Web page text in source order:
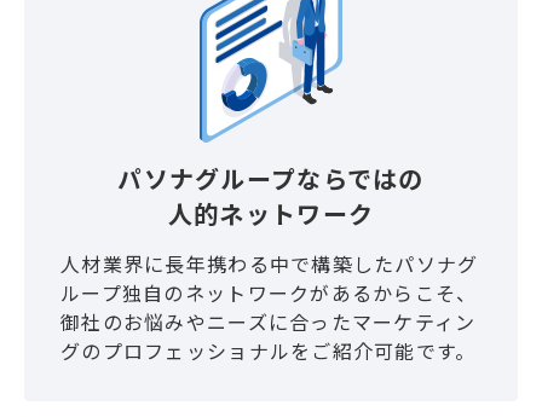
パソナグループならではの
人的ネットワーク
人材業界に長年携わる中で構築したパソナグ
ループ独自のネットワークがあるからこそ、
御社のお悩みやニーズに合ったマーケティン
グのプロフェッショナルをご紹介可能です。